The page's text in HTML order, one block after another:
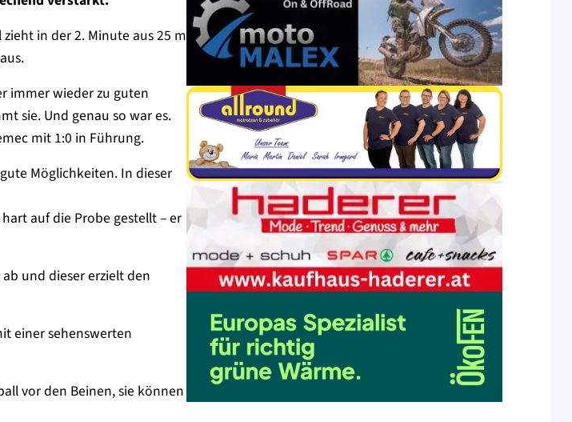
zieht in der 2. Minute aus 25 m
immer wieder zu guten
sie. Und genau so war es.
mit 1:0 in Führung.
Möglichkeiten. In dieser
auf die Probe gestellt – er
und dieser erzielt den
einer sehenswerten
vor den Beinen, sie können